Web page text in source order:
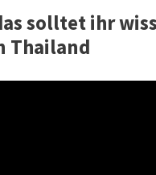
solltet ihr
Thailand